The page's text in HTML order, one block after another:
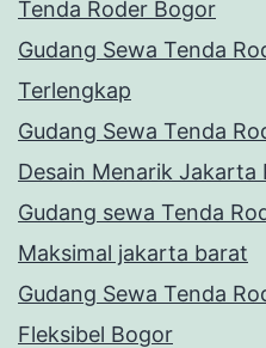
Tenda Roder Bogor
Gudang Sewa Tenda
Terlengkap
Gudang Sewa Tenda
Desain Menarik Jakarta
Gudang sewa Tenda
Maksimal jakarta barat
Gudang Sewa Tenda
Fleksibel Bogor